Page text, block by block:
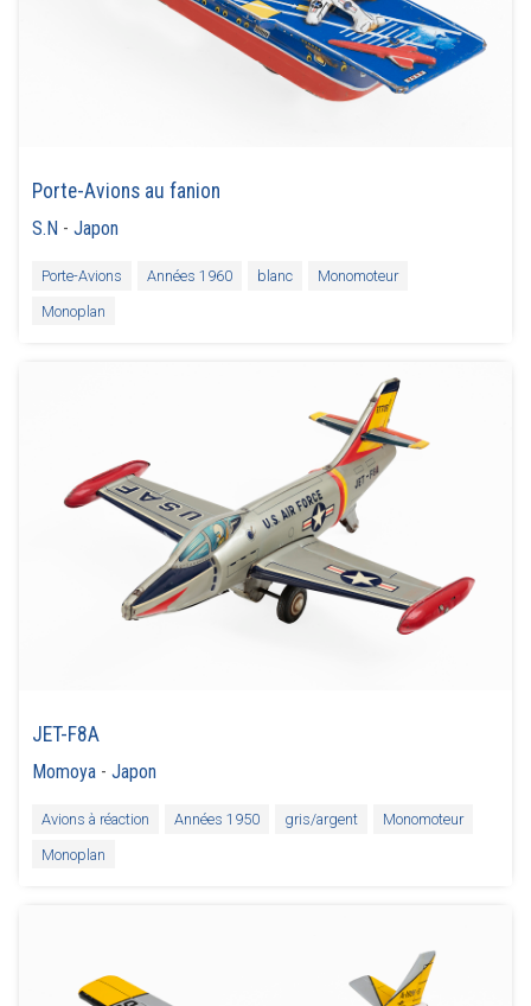
Porte-Avions au fanion
S.N -Japon
Porte-Avions Années 1960 blanc
Monomoteur
Monoplan
JET-F8A
Momoya -Japon
Avions à réaction Années 1950 gris/argent
Monomoteur
Monoplan